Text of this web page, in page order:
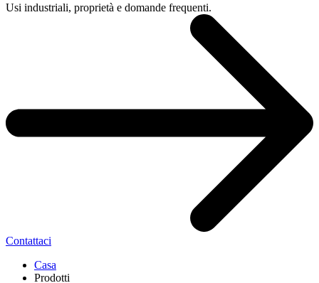
Usi industriali, proprietà e domande frequenti.
Contattaci
Casa
Prodotti